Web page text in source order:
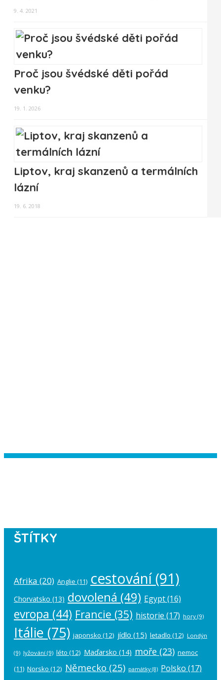
9. 4. 2021
Proč jsou švédské děti pořád
venku?
19. 1. 2026
Liptov, kraj skanzenů a termálních
lázní
19. 6. 2018
ŠTÍTKY
Afrika (20) Anglie (11) cestování(91)
Chorvatsko (13) dovolená (49) Egypt(16)
evropa (44) Francie (35) historie (17) hory (9)
Itálie (75) japonsko (12) jídlo (15) letadlo (12) Londýn
(9) lyžování (9) léto (12) Maďarsko (14) moře (23) nemoc
(11) Norsko (12) Německo (25) památky(8) Polsko (17)